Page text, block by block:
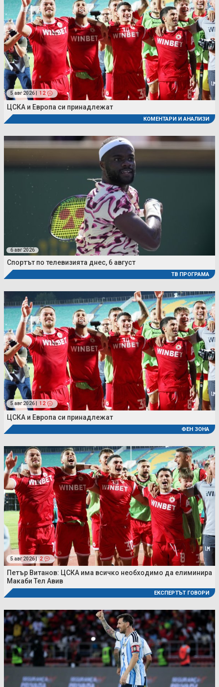
5 авг 2026 | 12
ЦСКА и Европа си принадлежат
КОМЕНТАРИ И АНАЛИЗИ
6 авг 2026
Спортът по телевизията днес, 6 август
ТВ ПРОГРАМА
5 авг 2026 | 12
ЦСКА и Европа си принадлежат
ФЕН ЗОНА
5 авг 2026 | 2
Петър Витанов: ЦСКА има всичко необходимо да елиминира
Макаби Тел Авив
ЕКСПЕРТЪТ ГОВОРИ